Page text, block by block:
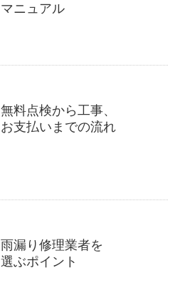
マニュアル
無料点検から工事、
お支払いまでの流れ
雨漏り修理業者を
選ぶポイント